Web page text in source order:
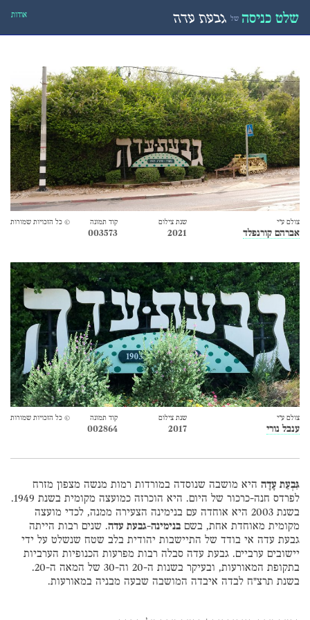
שלט כניסה של גבעת עדה אודות
צולם ע״י
אברהם קורנפלד
שנת צילום
2021
קוד תמונה
003573
© כל הזכויות שמורות
צולם ע״י
ענבל נורי
שנת צילום
2017
קוד תמונה
002864
© כל הזכויות שמורות
גִּבְעַת עָדָה היא מושבה שנוסדה במורדות רמות מנשה מצפון מזרח
לפרדס חנה-כרכור של היום. היא הוכרזה כמועצה מקומית בשנת 1949.
בשנת 2003 היא אוחדה עם בנימינה הצעירה ממנה, לכדי מועצה
מקומית מאוחדת אחת, בשםבנימינה-גבעת עדה. שנים רבות הייתה
גבעת עדה אי בודד של התיישבות יהודית בלב שטח שנשלט על ידי
יישובים ערביים. גבעת עדה סבלה רבות מפרעות הכנופיות הערביות
בתקופת המאורעות, ובעיקר בשנות ה-20 וה-30 של המאה ה-20.
בשנת תרצ"ח לבדה איבדה המושבה שבעה מבניה במאורעות.